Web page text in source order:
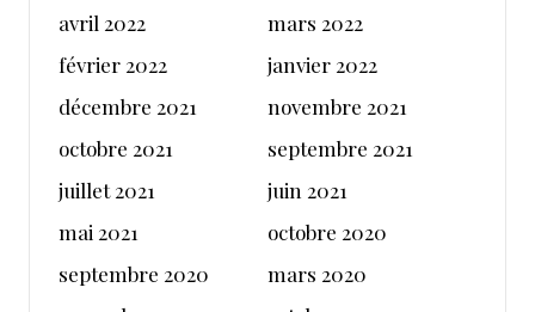
avril 2022
mars 2022
février 2022
janvier 2022
décembre 2021
novembre 2021
octobre 2021
septembre 2021
juillet 2021
juin 2021
mai 2021
octobre 2020
septembre 2020
mars 2020